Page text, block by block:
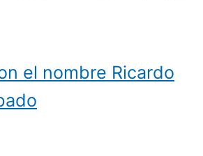
el nombre Ricardo